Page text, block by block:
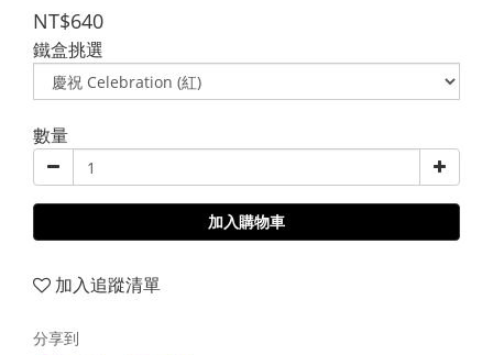
NT$640
鐵盒挑選
數量
加入購物車
加入追蹤清單
分享到